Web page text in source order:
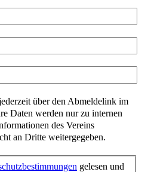
über den Abmeldelink im
Daten werden nur zu internen
des Vereins
an Dritte weitergegeben.
gelesen und